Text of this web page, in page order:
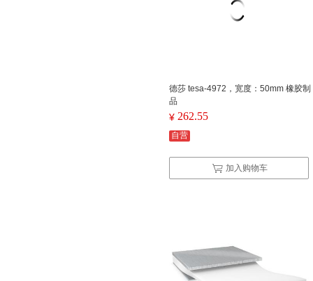
德莎 tesa-4972，宽度：50mm 橡胶制
品
¥ 262.55
自营
加入购物车